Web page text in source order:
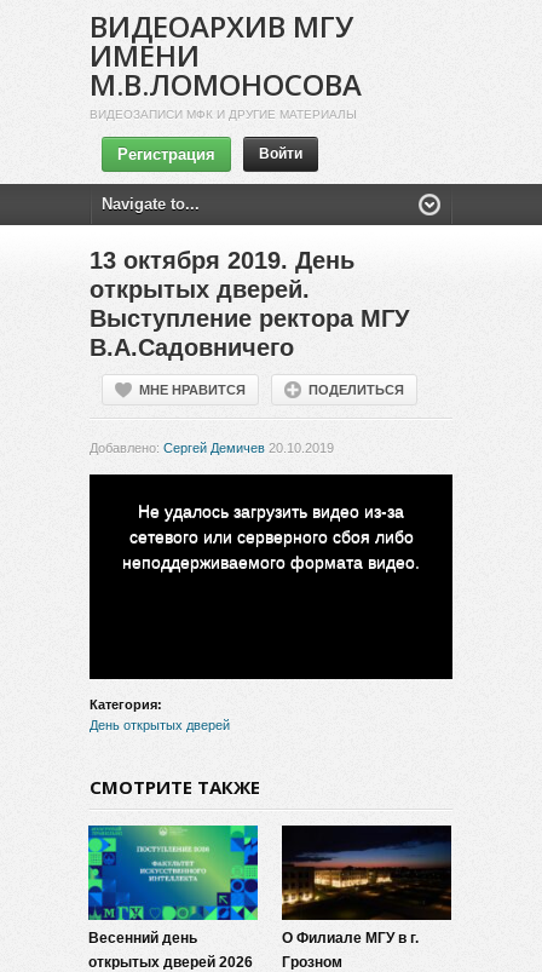
ВИДЕОАРХИВ МГУ
ИМЕНИ
М.В.ЛОМОНОСОВА
ВИДЕОЗАПИСИ МФК И ДРУГИЕ МАТЕРИАЛЫ
Регистрация Войти
13 октября 2019. День
открытых дверей.
Выступление ректора МГУ
В.А.Садовничего
МНЕ НРАВИТСЯ ПОДЕЛИТЬСЯ
Добавлено: Сергей Демичев 20.10.2019
Не удалось загрузить видео из-за
сетевого или серверного сбоя либо
неподдерживаемого формата видео.
Категория:
День открытых дверей
СМОТРИТЕ ТАКЖЕ
Весенний день
открытых дверей 2026
О Филиале МГУ в г.
Грозном